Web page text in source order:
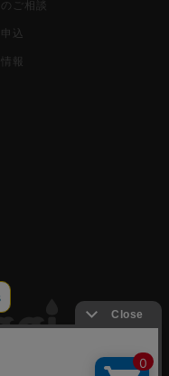
のご相談
込
報